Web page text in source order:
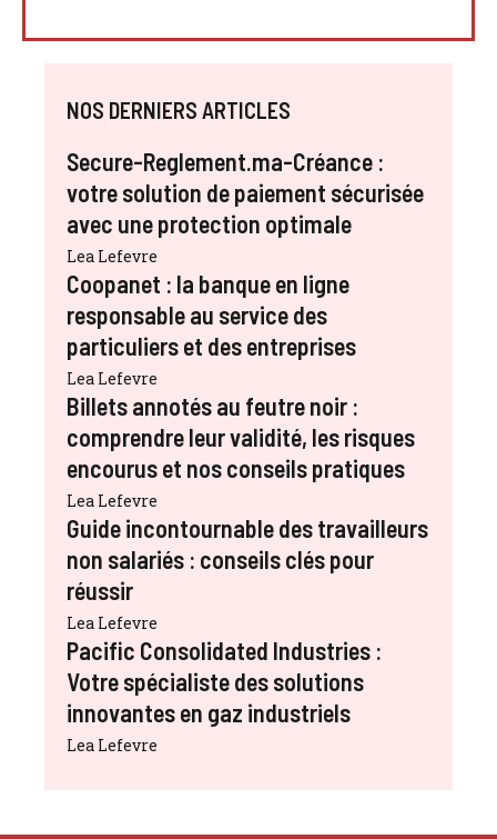
NOS DERNIERS ARTICLES
Secure-Reglement.ma-Créance :
votre solution de paiement sécurisée
avec une protection optimale
Lea Lefevre
Coopanet : la banque en ligne
responsable au service des
particuliers et des entreprises
Lea Lefevre
Billets annotés au feutre noir :
comprendre leur validité, les risques
encourus et nos conseils pratiques
Lea Lefevre
Guide incontournable des travailleurs
non salariés : conseils clés pour
réussir
Lea Lefevre
Pacific Consolidated Industries :
Votre spécialiste des solutions
innovantes en gaz industriels
Lea Lefevre